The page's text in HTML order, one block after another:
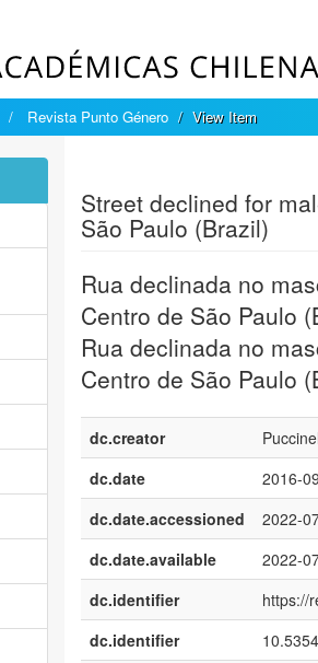
Revista Punto Género View Item
Street declined for
São Paulo (Brazil)
Rua declinada no
Centro de São Paulo
Rua declinada no
Centro de São Paulo
dc.creator
dc.date
2016-
dc.date.accessioned
2022-
dc.date.available
2022-
dc.identifier
https://
dc.identifier